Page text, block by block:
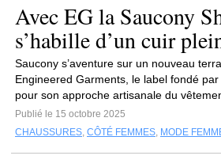
Avec EG la Saucony
s’habille d’un cuir
Saucony s’aventure sur un nouveau
Engineered Garments, le label fondé
pour son approche artisanale du
Publié le 15 octobre 2025
CHAUSSURES, CÔTÉ FEMMES, MODE